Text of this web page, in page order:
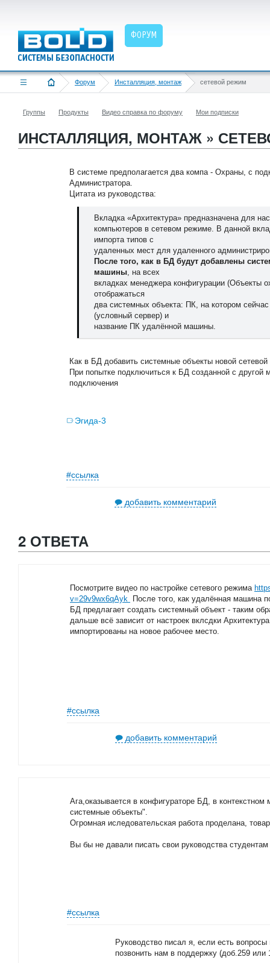
ФОРУМ
Форум Инсталляция, монтаж сетевой режим
Группы Продукты Видео справка по форуму Мои подписки
ИНСТАЛЛЯЦИЯ, МОНТАЖ »
В системе предполагается два компа - Охраны, с
Администратора.
Цитата из руководства:
Вкладка «Архитектура» предназначена для
компьютеров в сетевом режиме. В данной
импорта типов с
удаленных мест для удаленного
После того, как в БД будут добавлены
машины, на всех
вкладках менеджера конфигурации (Объекты
отображаться
два системных объекта: ПК, на котором
(условный сервер) и
название ПК удалённой машины.
Как в БД добавить системные объекты новой
При попытке подключиться к БД созданной с другой
подключения
Эгида-3
#ссылка
добавить комментарий
2 ОТВЕТА
Посмотрите видео по настройке сетевого режима
v=29v9wx6qAyk
После того, как удалённая машина
БД предлагает создать системный объект - таким
дальше всё зависит от настроек вклсдки
импортированы на новое рабочее место.
#ссылка
добавить комментарий
Ага,оказывается в конфигураторе БД, в
системные объекты".
Огромная иследовательская работа проделана,
Вы бы не давали писать свои руководства
#ссылка
Руководство писал я, если есть
позвонить нам в поддержку (доб.259